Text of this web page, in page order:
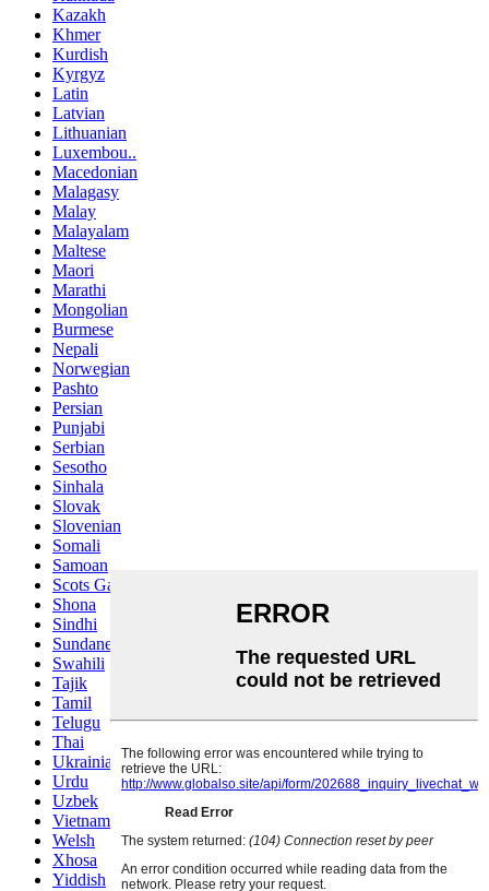
Kazakh
Khmer
Kurdish
Kyrgyz
Latin
Latvian
Lithuanian
Luxembou..
Macedonian
Malagasy
Malay
Malayalam
Maltese
Maori
Marathi
Mongolian
Burmese
Nepali
Norwegian
Pashto
Persian
Punjabi
Serbian
Sesotho
Sinhala
Slovak
Slovenian
Somali
Samoan
Scots Gaelic
Shona
Sindhi
Sundanese
Swahili
Tajik
Tamil
Telugu
Thai
Ukrainian
Urdu
Uzbek
Vietnamese
Welsh
Xhosa
Yiddish